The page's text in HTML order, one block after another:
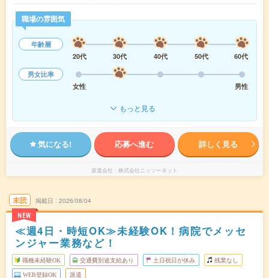
職場の雰囲気
年齢層
20代
30代 40代 50代
60代
男女比率
女性
男性
もっと見る
気になる! 応募へ進む 詳しく見る
派遣会社 株式会社ニッソーネット
未読
NEW
掲載日 2026/08/04
≪週4日・時短OK≫未経験OK！病院でメッセ
ンジャー業務など！
職種未経験OK 交通費別途支給あり 土日祝日が休み 残業なし
WEB登録OK 派遣